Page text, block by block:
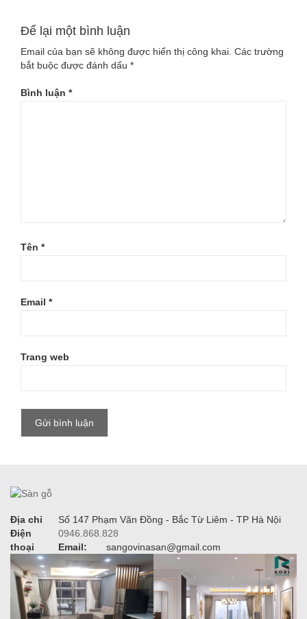
Để lại một bình luận
Email của bạn sẽ không được hiển thị công khai. Các trường
bắt buộc được đánh dấu *
Bình luận *
Tên *
Email *
Trang web
Địa chỉ
Số 147 Phạm Văn Đồng - Bắc Từ Liêm - TP Hà Nội
Điện
thoại
0946.868.828
Email:
sangovinasan@gmail.com